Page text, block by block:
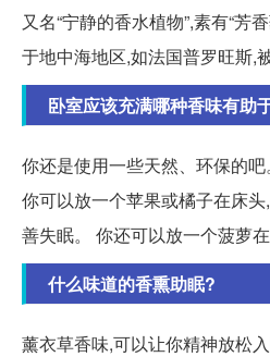
又名“宁静的香水植物”,素有“芳
于地中海地区,如法国普罗旺斯,
卧室应该充满哪种香味有助
你还是使用一些天然、环保的
你可以放一个苹果或橘子在床
善失眠。 你还可以放一个菠萝在
什么味道的香熏助眠?
薰衣草香味,可以让你精神放松